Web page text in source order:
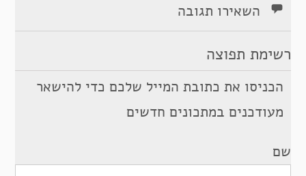
השאירו תגובה
רשימת תפוצה
הכניסו את כתובת המייל שלכם כדי להישאר
מעודכנים במתכונים חדשים
שם